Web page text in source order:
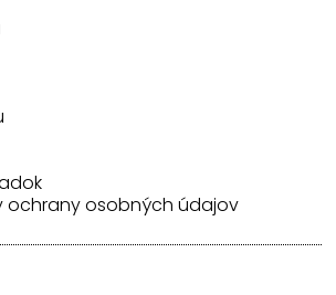
ochrany osobných údajov